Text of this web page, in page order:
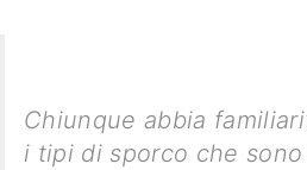
Chiunque abbia
i tipi di sporco che